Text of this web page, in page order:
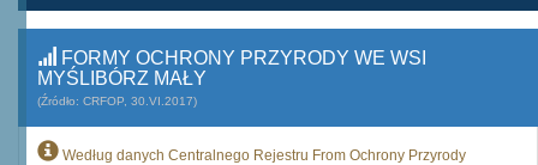
FORMY OCHRONY PRZYRODY WE WSI
MYŚLIBÓRZ MAŁY
(Źródło: CRFOP, 30.VI.2017)
Według danych Centralnego Rejestru From Ochrony Przyrody